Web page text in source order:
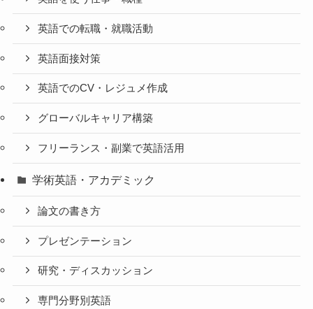
英語での転職・就職活動
英語面接対策
英語でのCV・レジュメ作成
グローバルキャリア構築
フリーランス・副業で英語活用
学術英語・アカデミック
論文の書き方
プレゼンテーション
研究・ディスカッション
専門分野別英語